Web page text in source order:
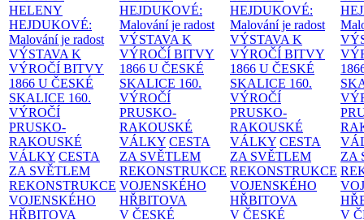
HELENY
HEJDUKOVÉ:
Malování je radost
VÝSTAVA K
VÝROČÍ BITVY
1866 U ČESKÉ
SKALICE 160.
VÝROČÍ
PRUSKO-
RAKOUSKÉ
VÁLKY CESTA
ZA SVĚTLEM
REKONSTRUKCE
VOJENSKÉHO
HŘBITOVA
HEJDUKOVÉ:
Malování je radost
VÝSTAVA K
VÝROČÍ BITVY
1866 U ČESKÉ
SKALICE 160.
VÝROČÍ
PRUSKO-
RAKOUSKÉ
VÁLKY CESTA
ZA SVĚTLEM
REKONSTRUKCE
VOJENSKÉHO
HŘBITOVA
V ČESKÉ
HEJDUKOVÉ:
Malování je radost
VÝSTAVA K
VÝROČÍ BITVY
1866 U ČESKÉ
SKALICE 160.
VÝROČÍ
PRUSKO-
RAKOUSKÉ
VÁLKY CESTA
ZA SVĚTLEM
REKONSTRUKCE
VOJENSKÉHO
HŘBITOVA
V ČESKÉ
ZA
V